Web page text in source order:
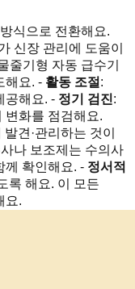
식으로 전환해요.
신장 관리에 도움이
줄기형 자동 급수기
해요. - 활동 조절 :
공해요. - 정기 검진:
변화를 점검해요.
견·관리하는 것이
나 보조제는 수의사
께 확인해요. - 정서적
록 해요. 이 모든
요.